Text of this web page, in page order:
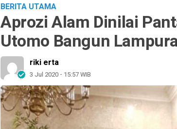
BERITA UTAMA
Aprozi Alam Dinilai
Utomo Bangun
riki erta
3 Jul 2020 - 15:57 WIB